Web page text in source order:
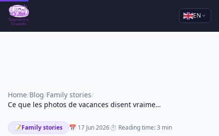
EN
Home/Blog/Family stories/
Ce que les photos de vacances disent vraiment de votre famille
📝Family stories 📅 17 Jun 2026⏱ Reading time: 3 min